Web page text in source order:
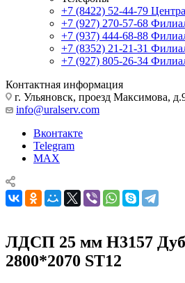
+7 (8422) 52-44-79
+7 (927) 270-57-68
+7 (937) 444-68-88
+7 (8352) 21-21-31
+7 (927) 805-26-34
Контактная информация
г. Ульяновск, проезд Максимова,
info@uralserv.com
Вконтакте
Telegram
MAX
ЛДСП 25 мм H3157
2800*2070 ST12